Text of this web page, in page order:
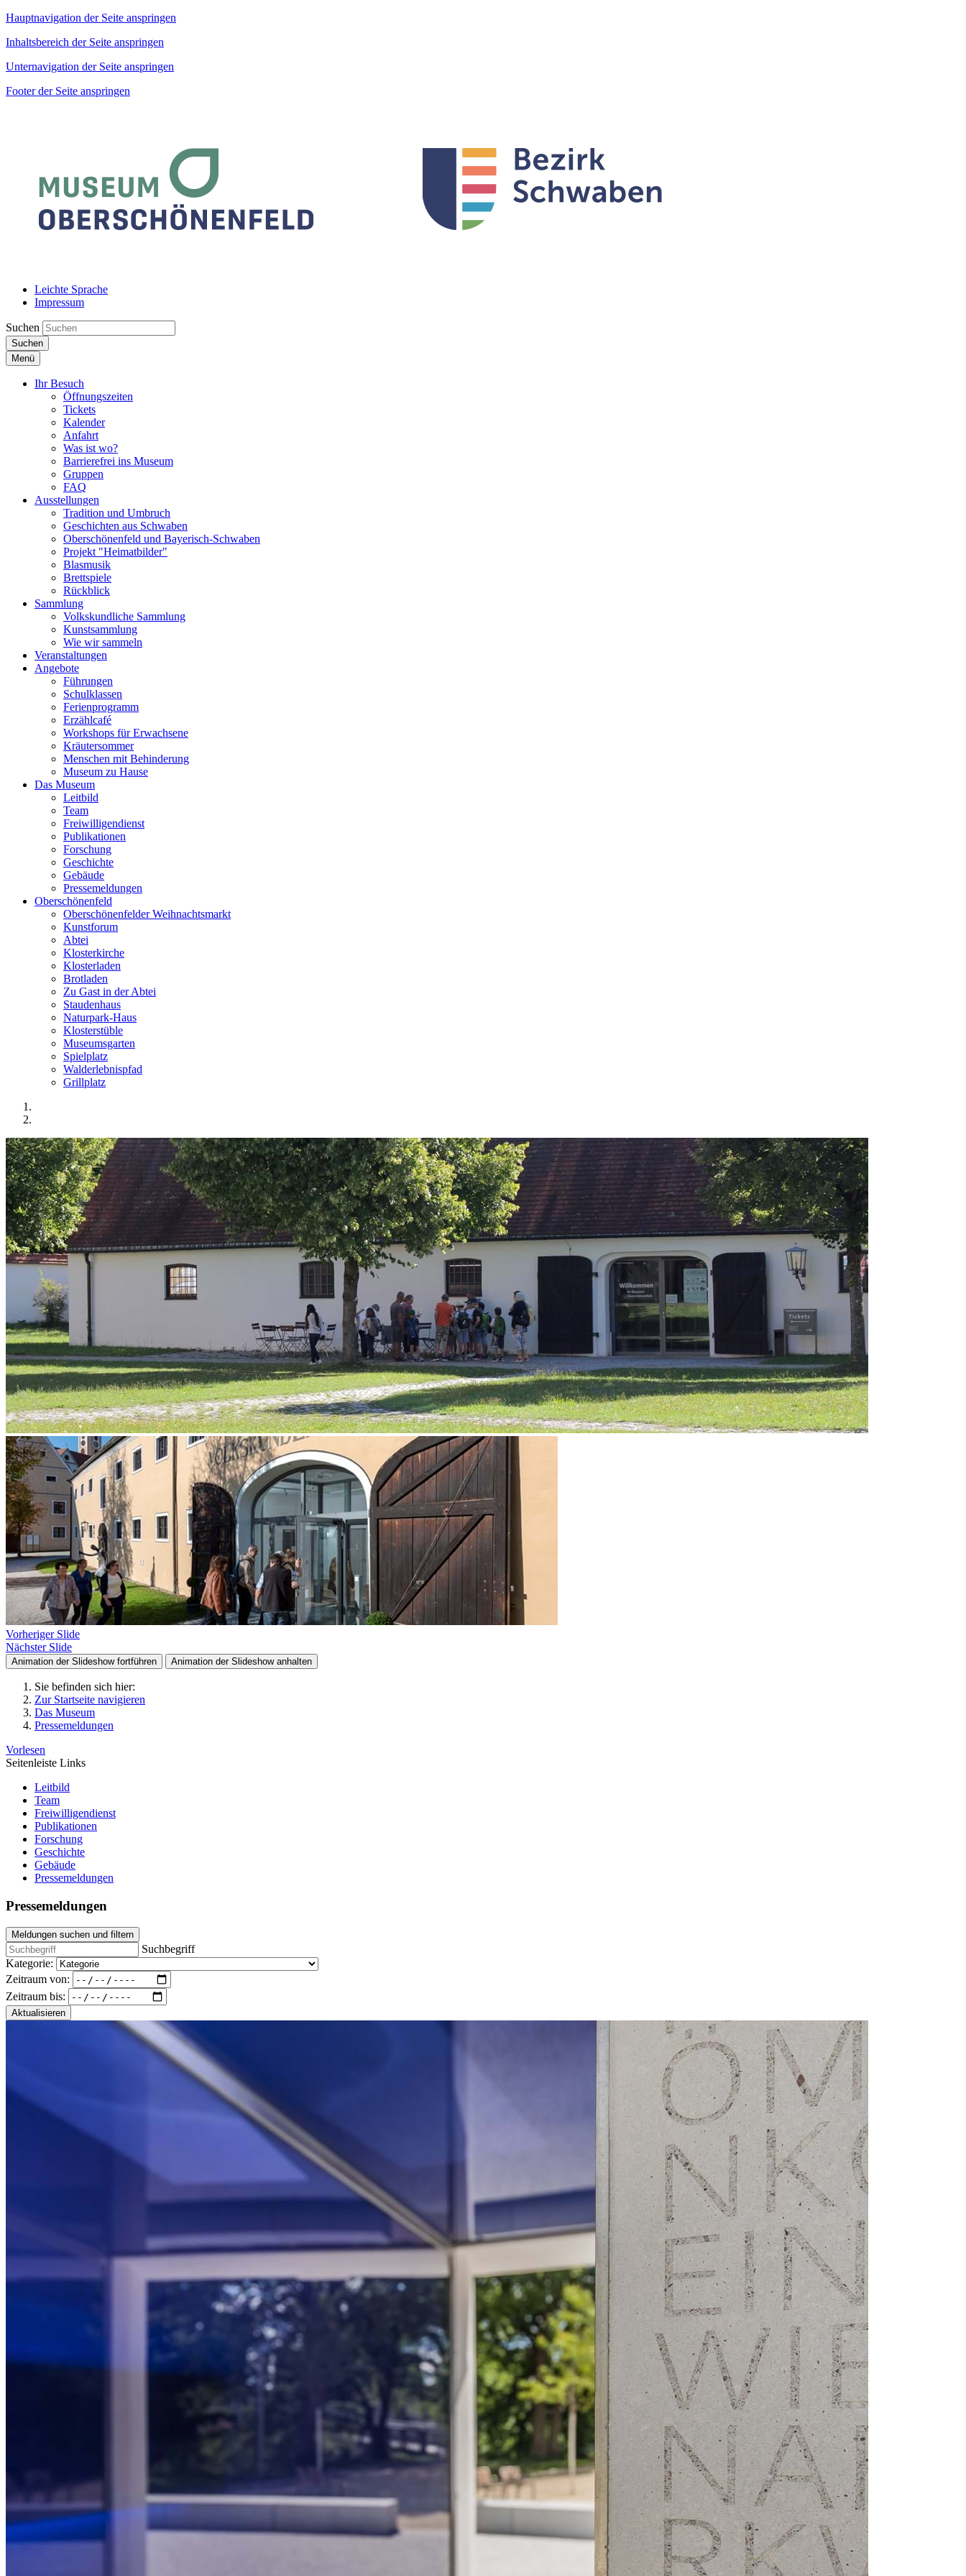
Hauptnavigation der Seite anspringen
Inhaltsbereich der Seite anspringen
Unternavigation der Seite anspringen
Footer der Seite anspringen
Leichte Sprache
Impressum
Suchen
Suchen
Menü
Ihr Besuch
Öffnungszeiten
Tickets
Kalender
Anfahrt
Was ist wo?
Barrierefrei ins Museum
Gruppen
FAQ
Ausstellungen
Tradition und Umbruch
Geschichten aus Schwaben
Oberschönenfeld und Bayerisch-Schwaben
Projekt "Heimatbilder"
Blasmusik
Brettspiele
Rückblick
Sammlung
Volkskundliche Sammlung
Kunstsammlung
Wie wir sammeln
Veranstaltungen
Angebote
Führungen
Schulklassen
Ferienprogramm
Erzählcafé
Workshops für Erwachsene
Kräutersommer
Menschen mit Behinderung
Museum zu Hause
Das Museum
Leitbild
Team
Freiwilligendienst
Publikationen
Forschung
Geschichte
Gebäude
Pressemeldungen
Oberschönenfeld
Oberschönenfelder Weihnachtsmarkt
Kunstforum
Abtei
Klosterkirche
Klosterladen
Brotladen
Zu Gast in der Abtei
Staudenhaus
Naturpark-Haus
Klosterstüble
Museumsgarten
Spielplatz
Walderlebnispfad
Grillplatz
Vorheriger Slide
Nächster Slide
Animation der Slideshow fortführen Animation der Slideshow anhalten
Sie befinden sich hier:
Zur Startseite navigieren
Das Museum
Pressemeldungen
Vorlesen
Seitenleiste Links
Leitbild
Team
Freiwilligendienst
Publikationen
Forschung
Geschichte
Gebäude
Pressemeldungen
Pressemeldungen
Meldungen suchen und filtern
Suchbegriff
Kategorie:
Zeitraum von:
Zeitraum bis:
Aktualisieren